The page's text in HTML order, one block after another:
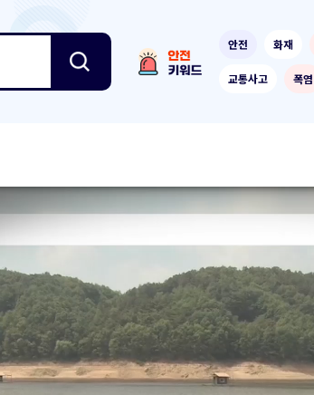
안전 화재
교통사고 폭염